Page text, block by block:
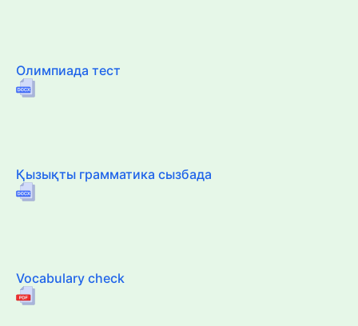
Олимпиада тест
Қызықты грамматика сызбада
Vocabulary check